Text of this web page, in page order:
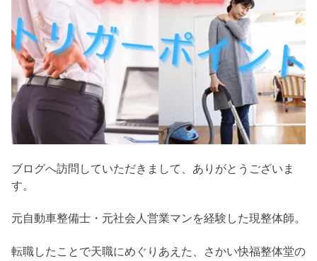
ブログへ訪問していただきまして、ありがとうございま
す。
元自動車整備士・元社会人営業マンを経験した現整体師。
転職したことで天職にめぐりあえた、さかい快福整体堂の